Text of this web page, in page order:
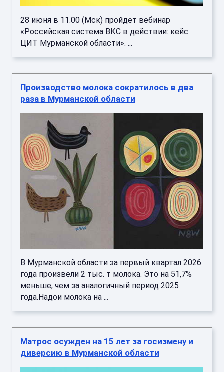
28 июня в 11.00 (Мск) пройдет вебинар
«Российская система ВКС в действии: кейс
ЦИТ Мурманской области». ...
Производство молока сократилось в два
раза в Мурманской области
В Мурманской области за первый квартал 2026
года произвели 2 тыс. т молока. Это на 51,7%
меньше, чем за аналогичный период 2025
года.Надои молока на ...
Матрос осужден на 15 лет за госизмену и
диверсию в Мурманской области